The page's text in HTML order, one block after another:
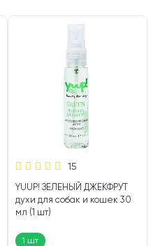
15
YUUP! ЗЕЛЕНЫЙ ДЖЕКФРУТ
духи для собак и кошек 30
мл (1 шт)
1 шт